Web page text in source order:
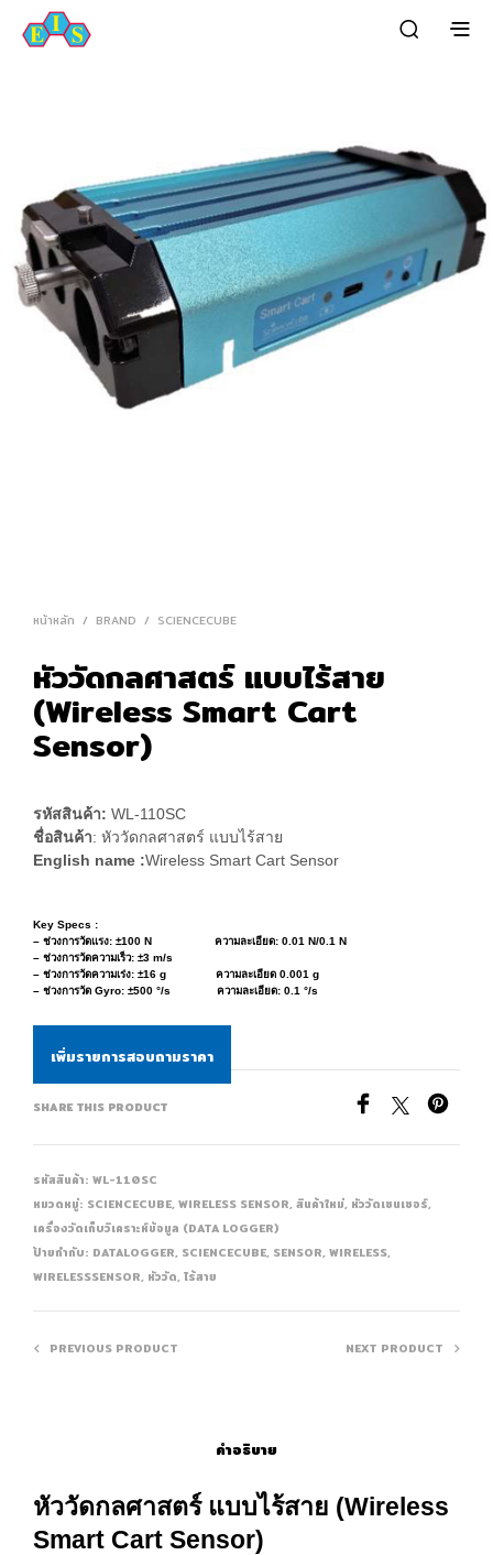
หน้าหลัก / BRAND / SCIENCECUBE
หัววัดกลศาสตร์ แบบไร้สาย
(Wireless Smart Cart
Sensor)
รหัสสินค้า: WL-110SC
ชื่อสินค้า: หัววัดกลศาสตร์ แบบไร้สาย
English name :Wireless Smart Cart Sensor
Key Specs :
– ช่วงการวัดแรง: ±100 N ความละเอียด: 0.01 N/0.1 N
– ช่วงการวัดความเร็ว: ±3 m/s
– ช่วงการวัดความเร่ง: ±16 g ความละเอียด 0.001 g
– ช่วงการวัด Gyro: ±500 °/s ความละเอียด: 0.1 °/s
เพิ่มรายการสอบถามราคา
SHARE THIS PRODUCT
รหัสสินค้า: WL-110SC
หมวดหมู่: SCIENCECUBE,WIRELESS SENSOR,สินค้าใหม่, หัววัดเซนเซอร์,
เครื่องวัดเก็บวิเคราะห์ข้อมูล (DATA LOGGER)
ป้ายกำกับ: DATALOGGER, SCIENCECUBE, SENSOR,WIRELESS,
WIRELESSSENSOR, หัววัด,ไร้สาย
PREVIOUS PRODUCT NEXT PRODUCT
คำอธิบาย
หัววัดกลศาสตร์ แบบไร้สาย (Wireless
Smart Cart Sensor)